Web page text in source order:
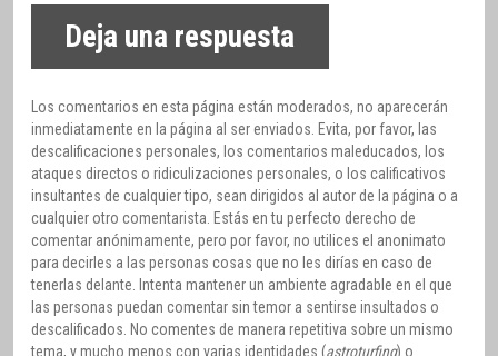
Deja una respuesta
Los comentarios en esta página están moderados, no aparecerán
inmediatamente en la página al ser enviados. Evita, por favor, las
descalificaciones personales, los comentarios maleducados, los
ataques directos o ridiculizaciones personales, o los calificativos
insultantes de cualquier tipo, sean dirigidos al autor de la página o a
cualquier otro comentarista. Estás en tu perfecto derecho de
comentar anónimamente, pero por favor, no utilices el anonimato
para decirles a las personas cosas que no les dirías en caso de
tenerlas delante. Intenta mantener un ambiente agradable en el que
las personas puedan comentar sin temor a sentirse insultados o
descalificados. No comentes de manera repetitiva sobre un mismo
tema, y mucho menos con varias identidades (astroturfing) o